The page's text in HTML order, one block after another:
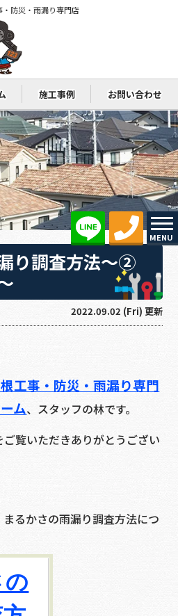
防災・雨漏り専門店
MENU
施工事例 お問い合わせ
り調査方法～②
2022.09.02 (Fri) 更新
工事・防災・雨漏り専門
ム、スタッフの林です。
覧いただきありがとうござい
るかさの雨漏り調査方法につ